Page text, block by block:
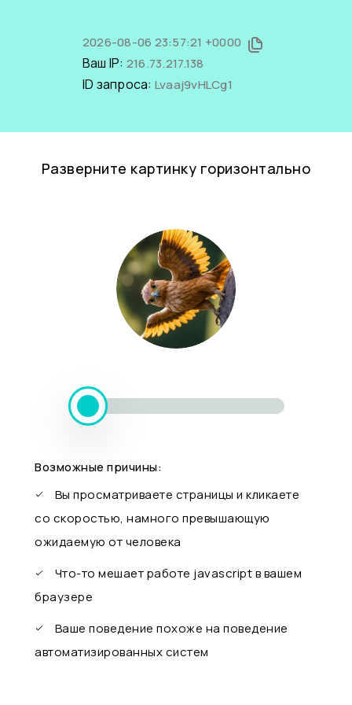
2026-08-06 23:57:21 +0000
Ваш IP: 216.73.217.138
ID запроса: Lvaaj9vHLCg1
Разверните картинку горизонтально
Возможные причины:
Вы просматриваете страницы и кликаете
со скоростью, намного превышающую
ожидаемую от человека
Что-то мешает работе javascript в вашем
браузере
Ваше поведение похоже на поведение
автоматизированных систем